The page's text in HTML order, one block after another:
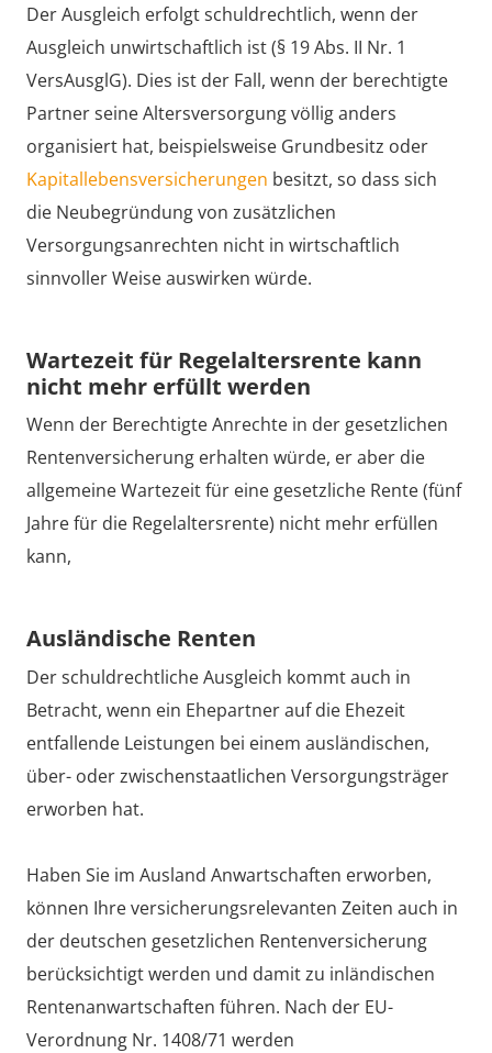
Der Ausgleich erfolgt schuldrechtlich, wenn der
Ausgleich unwirtschaftlich ist (§ 19 Abs. II Nr. 1
VersAusglG). Dies ist der Fall, wenn der berechtigte
Partner seine Altersversorgung völlig anders
organisiert hat, beispielsweise Grundbesitz oder
Kapitallebensversicherungen besitzt, so dass sich
die Neubegründung von zusätzlichen
Versorgungsanrechten nicht in wirtschaftlich
sinnvoller Weise auswirken würde.
Wartezeit für Regelaltersrente kann
nicht mehr erfüllt werden
Wenn der Berechtigte Anrechte in der gesetzlichen
Rentenversicherung erhalten würde, er aber die
allgemeine Wartezeit für eine gesetzliche Rente (fünf
Jahre für die Regelaltersrente) nicht mehr erfüllen
kann,
Ausländische Renten
Der schuldrechtliche Ausgleich kommt auch in
Betracht, wenn ein Ehepartner auf die Ehezeit
entfallende Leistungen bei einem ausländischen,
über- oder zwischenstaatlichen Versorgungsträger
erworben hat.
Haben Sie im Ausland Anwartschaften erworben,
können Ihre versicherungsrelevanten Zeiten auch in
der deutschen gesetzlichen Rentenversicherung
berücksichtigt werden und damit zu inländischen
Rentenanwartschaften führen. Nach der EU-
Verordnung Nr. 1408/71 werden